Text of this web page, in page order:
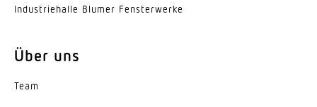
Herstellergarantie
Variante
Indus­trie­halle Blumer Fensterwerke
Über uns
Team